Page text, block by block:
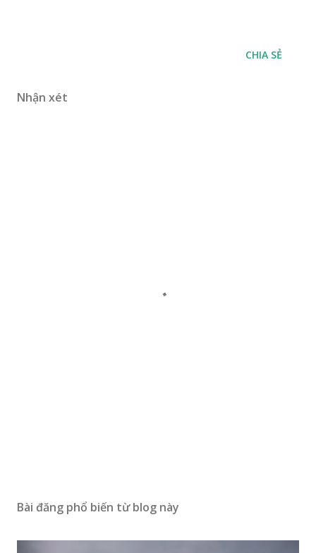
CHIA SẺ
Nhận xét
Bài đăng phổ biến từ blog này